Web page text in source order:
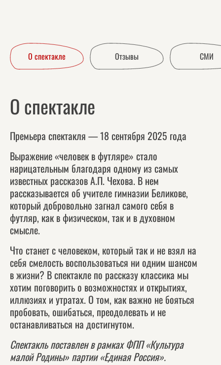
О спектакле Отзывы СМИ
О спектакле
Премьера спектакля — 18 сентября 2025 года
Выражение «человек в футляре» стало
нарицательным благодаря одному из самых
известных рассказов А.П. Чехова. В нем
рассказывается об учителе гимназии Беликове,
который добровольно загнал самого себя в
футляр, как в физическом, так и в духовном
смысле.
Что станет с человеком, который так и не взял на
себя смелость воспользоваться ни одним шансом
в жизни? В спектакле по рассказу классика мы
хотим поговорить о возможностях и открытиях,
иллюзиях и утратах. О том, как важно не бояться
пробовать, ошибаться, преодолевать и не
останавливаться на достигнутом.
Спектакль поставлен в рамках ФПП «Культура
малой Родины» партии «Единая Россия».